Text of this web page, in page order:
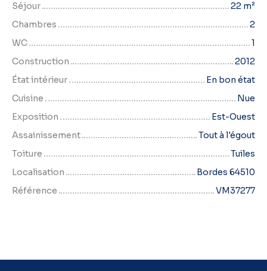
Séjour
22 m²
Chambres
2
WC
1
Construction
2012
État intérieur
En bon état
Cuisine
Nue
Exposition
Est-Ouest
Assainissement
Tout à l'égout
Toiture
Tuiles
Localisation
Bordes 64510
Référence
VM37277